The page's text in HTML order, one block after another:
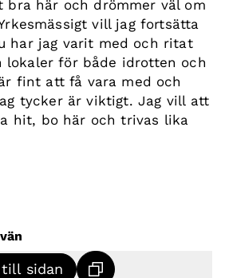
bra här och drömmer väl om
vill jag fortsätta
har jag varit med och ritat
lokaler för både idrotten och
fint att få vara med och
tycker är viktigt. Jag vill att
hit, bo här och trivas lika
till sidan